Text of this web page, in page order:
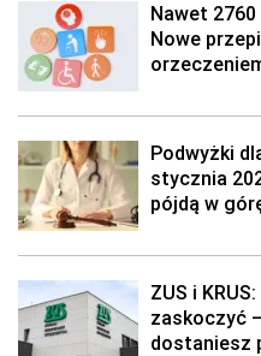
Nawet
Nowe
Podwyżki
stycznia
pójdą w
ZUS i
zaskoczyć
dostaniesz